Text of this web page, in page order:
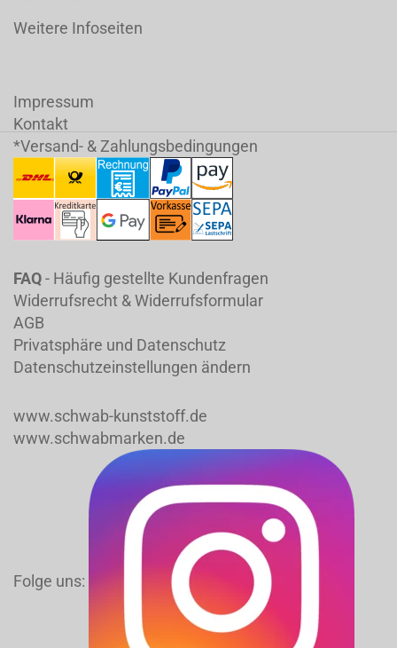
Weitere Infoseiten
Impressum
Kontakt
*Versand- & Zahlungsbedingungen
FAQ- Häufig gestellte Kundenfragen
Widerrufsrecht & Widerrufsformular
AGB
Privatsphäre und Datenschutz
Datenschutzeinstellungen ändern
www.schwab-kunststoff.de
www.schwabmarken.de
Folge uns: